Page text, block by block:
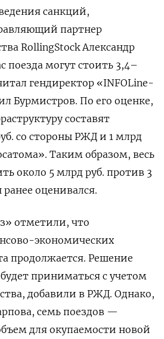
санкций,
партнер
RollingStock Александр
поезда могут стоить 3,4–
гендиректор «INFOLine-
Бурмистров. По его оценке,
составят
со стороны РЖД и 1 млрд
Таким образом, весь
около 5 млрд руб. против 3
оценивался.
отметили, что
экономических
продолжается. Решение
приниматься с учетом
добавили в РЖД. Однако,
семь поездов —
для окупаемости новой